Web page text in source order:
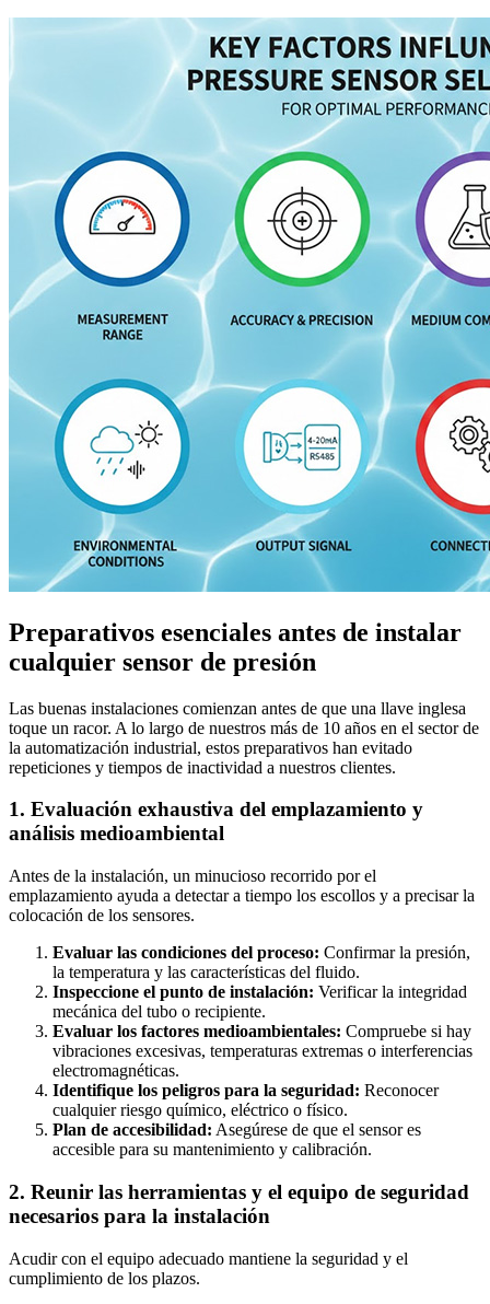
Preparativos esenciales antes de instalar
cualquier sensor de presión
Las buenas instalaciones comienzan antes de que una llave inglesa
toque un racor. A lo largo de nuestros más de 10 años en el sector de
la automatización industrial, estos preparativos han evitado
repeticiones y tiempos de inactividad a nuestros clientes.
1. Evaluación exhaustiva del emplazamiento y
análisis medioambiental
Antes de la instalación, un minucioso recorrido por el
emplazamiento ayuda a detectar a tiempo los escollos y a precisar la
colocación de los sensores.
Evaluar las condiciones del proceso: Confirmar la presión,
la temperatura y las características del fluido.
Inspeccione el punto de instalación: Verificar la integridad
mecánica del tubo o recipiente.
Evaluar los factores medioambientales: Compruebe si hay
vibraciones excesivas, temperaturas extremas o interferencias
electromagnéticas.
Identifique los peligros para la seguridad: Reconocer
cualquier riesgo químico, eléctrico o físico.
Plan de accesibilidad: Asegúrese de que el sensor es
accesible para su mantenimiento y calibración.
2. Reunir las herramientas y el equipo de seguridad
necesarios para la instalación
Acudir con el equipo adecuado mantiene la seguridad y el
cumplimiento de los plazos.